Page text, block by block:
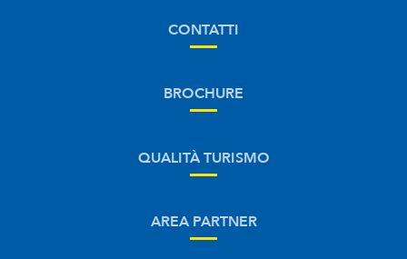
CONTATTI
BROCHURE
QUALITÀ TURISMO
AREA PARTNER